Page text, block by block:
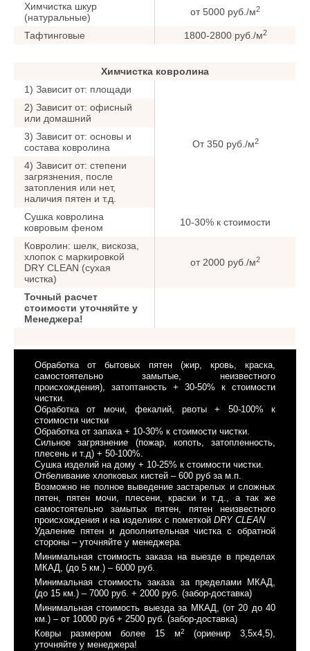
Химчистка шкур
(натуральные)
от 5000 руб./м2
Тафтинговые 1800-2800 руб./м2
Химчистка ковролина
1) Зависит от: площади
От 350 руб./м2
2) Зависит от: офисный
или домашний
3) Зависит от: основы и
состава ковролина
4) Зависит от: степени
загрязнения, после
затопления или нет,
наличия пятен и т.д.
Сушка ковролина
ковровым феном
10-30% к стоимости
Ковролин: шелк, вискоза,
хлопок с маркировкой
DRY CLEAN (сухая
чистка)
от 2000 руб./м2
Точный расчет
стоимости уточняйте у
Менеджера!
Обработка от бытовых пятен (жир, кровь, краска,
самостоятельно замытые, неизвестного
происхождения), затоптаность + 30-50% к стоимости
чистки.
Обработка от мочи, фекалий, рвоты + 50-100% к
стоимости чистки
Обработка от запаха + 10-30% к стоимости чистки.
Сильное загрязнение (пожар, копоть, затопленность,
плесень и т.д) + 50-100%.
Сушка изделий на дому + 10-25% к стоимости чистки.
Отбеливание хлопковых кистей – 600 руб за м.п.
Возможно не полное выведение застарелых и сложных
пятен, пятен мочи, плесени, краски и т.д., а так же
самостоятельно замытых пятен, пятен неизвестного
происхождения и на изделиях с пометкой DRY CLEAN
Удаление пятен и дополнительная чистка с обратной
стороны – уточняйте у менеджера.
Минимальная стоимость заказа на выезде в пределах
МКАД, (до 5 км.) – 6000 руб.
Минимальная стоимость заказа за пределами МКАД,
(до 15 км.) – 7000 руб. + 2000 руб. (забор-доставка)
Минимальная стоимость выезда за МКАД, (от 20 до 40
км.) – от 10000 руб + 2500 руб. (забор-доставка)
Ковры размером более 15 м2
(ориенир 3,5x4,5),
уточняйте у менеджера!